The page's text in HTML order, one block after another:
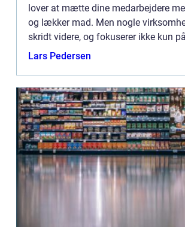
lover at mætte dine medarbejdere
og lækker mad. Men nogle
skridt videre, og fokuserer ikke kun
smag og kvalitet, men ogs&...
Lars Pedersen